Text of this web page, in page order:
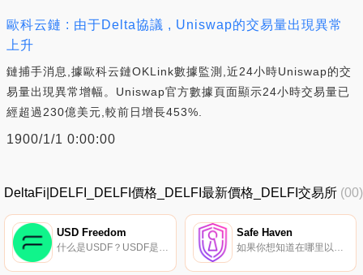
歐科云鏈 : 由于Delta協議 , Uniswap的交易量出現異常
上升
鏈捕手消息,據歐科云鏈OKLink數據監測,近24小時Uniswap的交
易量出現異常增幅。Uniswap官方數據頁面顯示24小時交易量已
經超過230億美元,較前日增長453%.
1900/1/1 0:00:00
DeltaFi|DELFI_DELFI價格_DELFI最新價格_DELFI交易所 (00)
USD Freedom Safe Haven